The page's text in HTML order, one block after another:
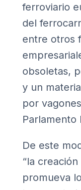
ferroviario
del
entre otros
obsoletas,
y un
por
Parlamento
De este
“la
promueva